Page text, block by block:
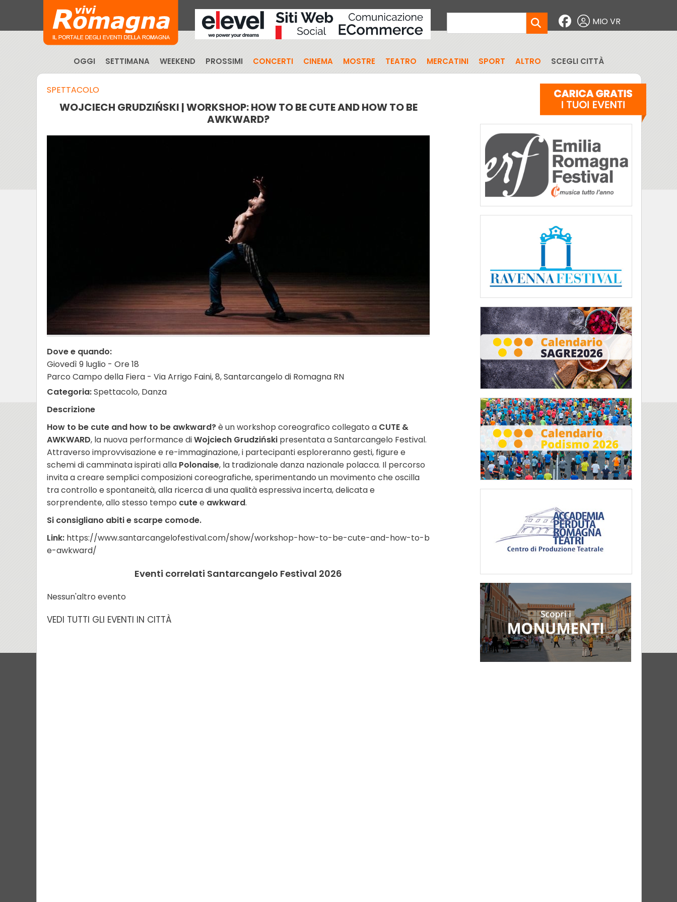
MIO VR
OGGI SETTIMANA WEEKEND PROSSIMI CONCERTI CINEMA MOSTRE TEATRO MERCATINI SPORT ALTRO SCEGLI CITTÀ
SPETTACOLO
WOJCIECH GRUDZIŃSKI | WORKSHOP: HOW TO BE CUTE AND HOW TO BE
AWKWARD?
Dove e quando:
Giovedì 9 luglio - Ore 18
Parco Campo della Fiera - Via Arrigo Faini, 8, Santarcangelo di Romagna RN
Categoria:Spettacolo, Danza
Descrizione
How to be cute and how to be awkward?è un workshop coreografico collegato a CUTE &
AWKWARD, la nuova performance diWojciech Grudziński presentata a Santarcangelo Festival.
Attraverso improvvisazione e re-immaginazione, i partecipanti esploreranno gesti, figure e
schemi di camminata ispirati alla Polonaise, la tradizionale danza nazionale polacca. Il percorso
invita a creare semplici composizioni coreografiche, sperimentando un movimento che oscilla
tra controllo e spontaneità, alla ricerca di una qualità espressiva incerta, delicata e
sorprendente, allo stesso tempo cutee awkward.
Si consigliano abiti e scarpe comode.
Link: https://www.santarcangelofestival.com/show/workshop-how-to-be-cute-and-how-to-b
e-awkward/
Eventi correlati Santarcangelo Festival 2026
Nessun'altro evento
VEDI TUTTI GLI EVENTI IN CITTÀ